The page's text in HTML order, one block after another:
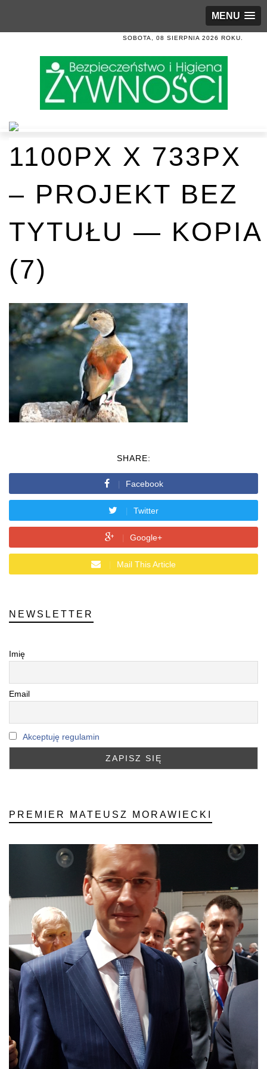
MENU
SOBOTA, 08 SIERPNIA 2026 ROKU.
1100PX X 733PX
– PROJEKT BEZ
TYTUŁU — KOPIA
(7)
SHARE:
Facebook
Twitter
Google+
Mail This Article
NEWSLETTER
Imię
Email
Akceptuję regulamin
PREMIER MATEUSZ MORAWIECKI